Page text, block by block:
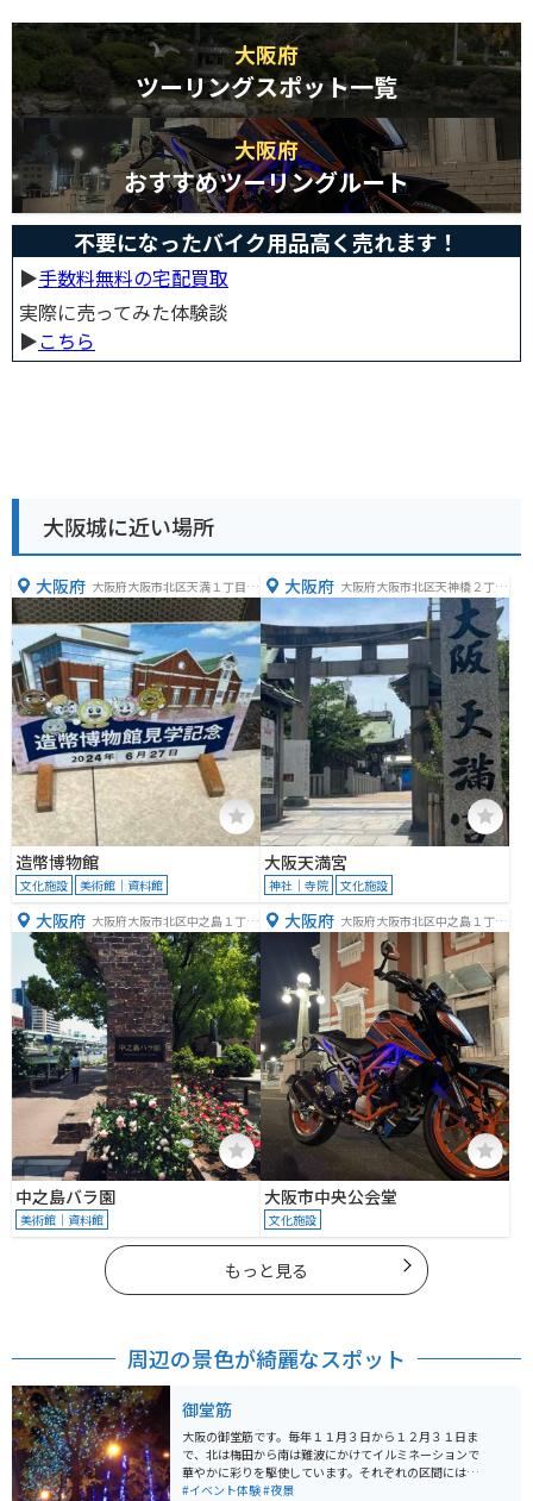
大阪府
ツーリングスポット一覧
大阪府
おすすめツーリングルート
不要になったバイク用品高く売れます！
▶︎手数料無料の宅配買取
実際に売ってみた体験談
▶︎こちら
大阪城に近い場所
大阪府 大阪府大阪市北区天満１丁目１
−７９
造幣博物館
文化施設 美術館｜資料館
大阪府 大阪府大阪市北区天神橋２丁目
１−８
大阪天満宮
神社｜寺院 文化施設
大阪府 大阪府大阪市北区中之島１丁目
１
中之島バラ園
美術館｜資料館
大阪府 大阪府大阪市北区中之島１丁目
１−２７
大阪市中央公会堂
文化施設
もっと見る
周辺の景色が綺麗なスポット
御堂筋
大阪の御堂筋です。毎年１１月３日から１２月３１日ま
で、北は梅田から南は難波にかけてイルミネーションで
華やかに彩りを駆使しています。それぞれの区間には６
色の各エリアを象徴する演出が美しいです。年内の記念
#イベント体験#夜景